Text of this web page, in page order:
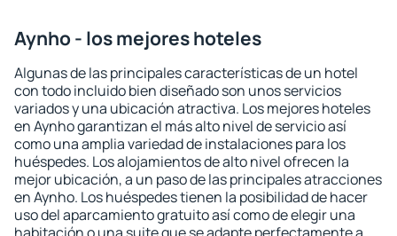
Aynho - los mejores hoteles
Algunas de las principales características de un hotel
con todo incluido bien diseñado son unos servicios
variados y una ubicación atractiva. Los mejores hoteles
en Aynho garantizan el más alto nivel de servicio así
como una amplia variedad de instalaciones para los
huéspedes. Los alojamientos de alto nivel ofrecen la
mejor ubicación, a un paso de las principales atracciones
en Aynho. Los huéspedes tienen la posibilidad de hacer
uso del aparcamiento gratuito así como de elegir una